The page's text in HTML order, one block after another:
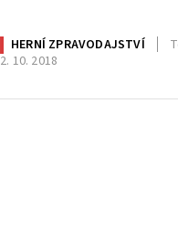
HERNÍ ZPRAVODAJSTVÍ
2. 10. 2018